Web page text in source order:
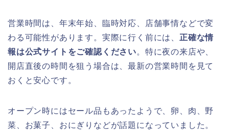
営業時間は、年末年始、臨時対応、店舗事情などで変
わる可能性があります。実際に行く前には、 正確な情
報は公式サイトをご確認ください。特に夜の来店や、
開店直後の時間を狙う場合は、最新の営業時間を見て
おくと安心です。
オープン時にはセール品もあったようで、卵、肉、野
菜、お菓子、おにぎりなどが話題になっていました。